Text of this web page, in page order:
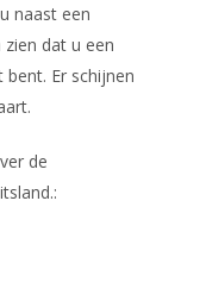
naast een
dat u een
Er schijnen
de